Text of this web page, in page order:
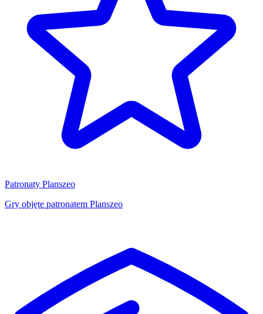
Patronaty Planszeo
Gry objęte patronatem Planszeo